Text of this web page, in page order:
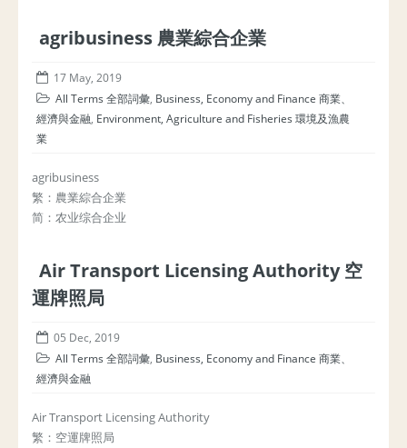
agribusiness 農業綜合企業
17 May, 2019
All Terms 全部詞彙, Business, Economy and Finance 商業、
經濟與金融, Environment, Agriculture and Fisheries 環境及漁農
業
agribusiness
繁：農業綜合企業
简：农业综合企业
Air Transport Licensing Authority 空
運牌照局
05 Dec, 2019
All Terms 全部詞彙, Business, Economy and Finance 商業、
經濟與金融
Air Transport Licensing Authority
繁：空運牌照局